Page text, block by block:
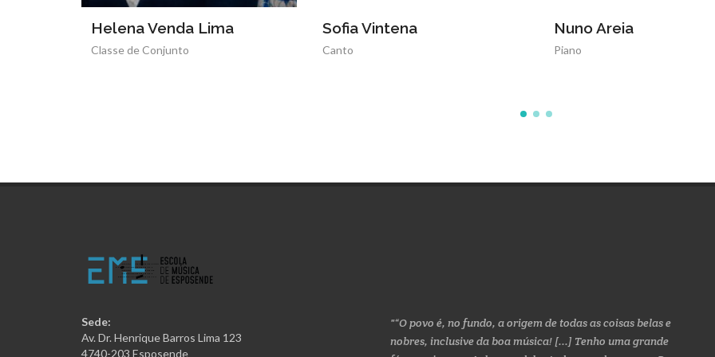
Sofia Vintena
Canto
Nuno Areia
Piano
Sara Amorim
Oboé
Sede:
Av. Dr. Henrique Barros Lima 123
4740-203 Esposende
“O povo é, no fundo, a origem de todas as coisas belas e
nobres, inclusive da boa música! [...] Tenho uma grande